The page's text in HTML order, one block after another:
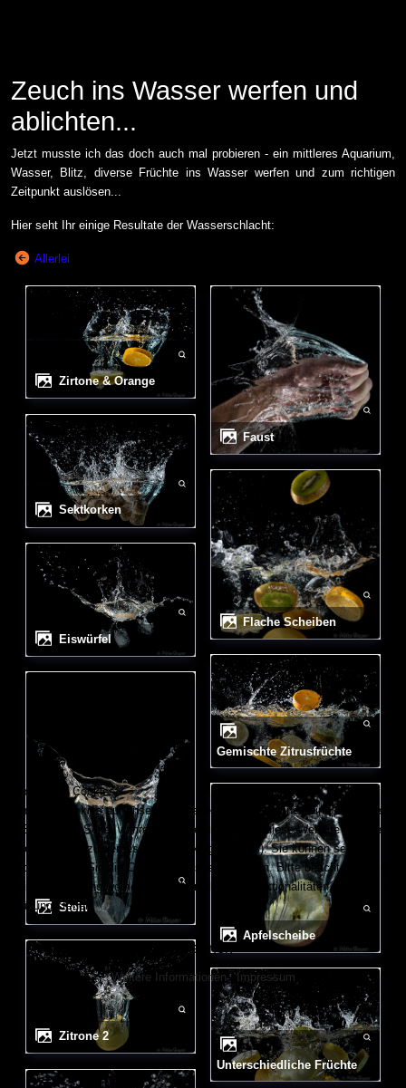
Zeuch ins Wasser werfen und
ablichten...
Jetzt musste ich das doch auch mal probieren - ein mittleres Aquarium,
Wasser, Blitz, diverse Früchte ins Wasser werfen und zum richtigen
Zeitpunkt auslösen...
Hier seht Ihr einige Resultate der Wasserschlacht:
Allerlei
Zirtone & Orange
Sektkorken
Eiswürfel
Stein
Zitrone 2
Faust
flache Scheiben
gemischte Zitrusfrüchte
Apfelscheibe
unterschiedliche Früchte
Wir benutzen Cookies
Wir nutzen Cookies auf unserer Website. Einige von ihnen sind essenziell für
den Betrieb der Seite, während andere uns helfen, diese Website und die
Nutzererfahrung zu verbessern (Tracking Cookies). Sie können selbst
entscheiden, ob Sie die Cookies zulassen möchten. Bitte beachten Sie, dass
bei einer Ablehnung womöglich nicht mehr alle Funktionalitäten der Seite zur
Verfügung stehen.
Akzeptieren Ablehnen
Weitere Informationen|Impressum